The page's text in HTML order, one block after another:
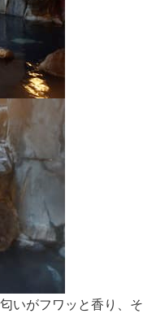
いがフワッと香り、そ